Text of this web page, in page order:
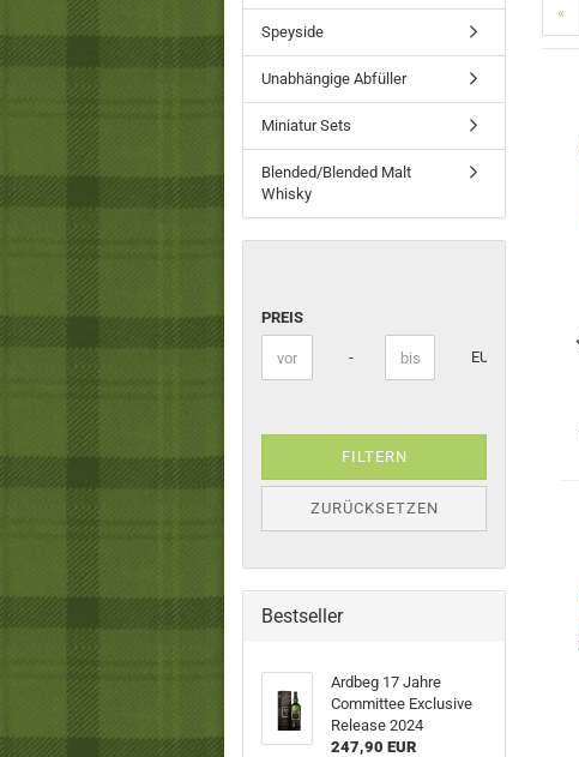
«
Speyside
Unabhängige Abfüller
Miniatur Sets
Blended/Blended Malt
Whisky
PREIS
Preis bis - EUR
FILTERN
ZURÜCKSETZEN
Bestseller
Ardbeg 17 Jahre
Committee Exclusive
Release 2024
247,90 EUR